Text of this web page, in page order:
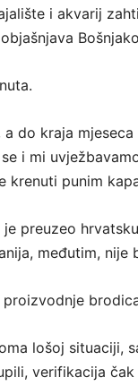
i akvarij
do kraja
i mi
krenuti punim
preuzeo
međutim, nije
proizvodnje
lošoj situaciji,
verifikacija